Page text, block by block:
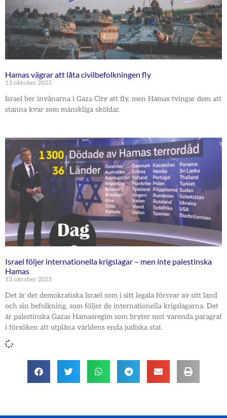
Hamas vägrar att låta civilbefolkningen fly
13 oktober 2023
Israel ber invånarna i Gaza City att fly, men Hamas tvingar dem att
stanna kvar som mänskliga sköldar.
Israel följer internationella krigslagar – men inte palestinska
Hamas
13 oktober 2023
Det är det demokratiska Israel som i sitt legala försvar av sitt land
och sin befolkning, som följer de internationella krigslagarna. Det
är palestinska Gazas Hamasregim som bryter mot varenda paragraf
i försöken att utplåna världens enda judiska stat.